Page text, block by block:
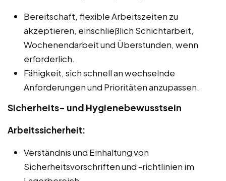
Bereitschaft, flexible Arbeitszeiten zu
akzeptieren, einschließlich Schichtarbeit,
Wochenendarbeit und Überstunden, wenn
erforderlich.
Fähigkeit, sich schnell an wechselnde
Anforderungen und Prioritäten anzupassen.
Sicherheits- und Hygienebewusstsein
Arbeitssicherheit:
Verständnis und Einhaltung von
Sicherheitsvorschriften und -richtlinien im